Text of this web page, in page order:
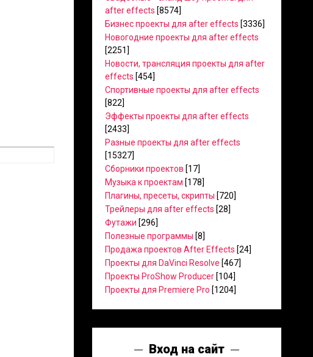
after effects [8574]
Бизнес проекты для after effects [3336]
Новогодние проекты для after effects
[2251]
Новости, трансляция проекты для after
effects [454]
Спортивные проекты для after effects
[822]
Эффекты проекты для after effects
[2433]
Разные проекты для after effects
[15327]
Сборники проектов [17]
Музыка к проектам [178]
Плагины, пресеты, скрипты [720]
Трейлеры для after effects [28]
Футажи [296]
Полезные программы [8]
Продажа проектов After Effects [24]
Проекты для DaVinci Resolve [467]
Проекты ProShow Producer [104]
Проекты для Premiere Pro [1204]
Вход на сайт